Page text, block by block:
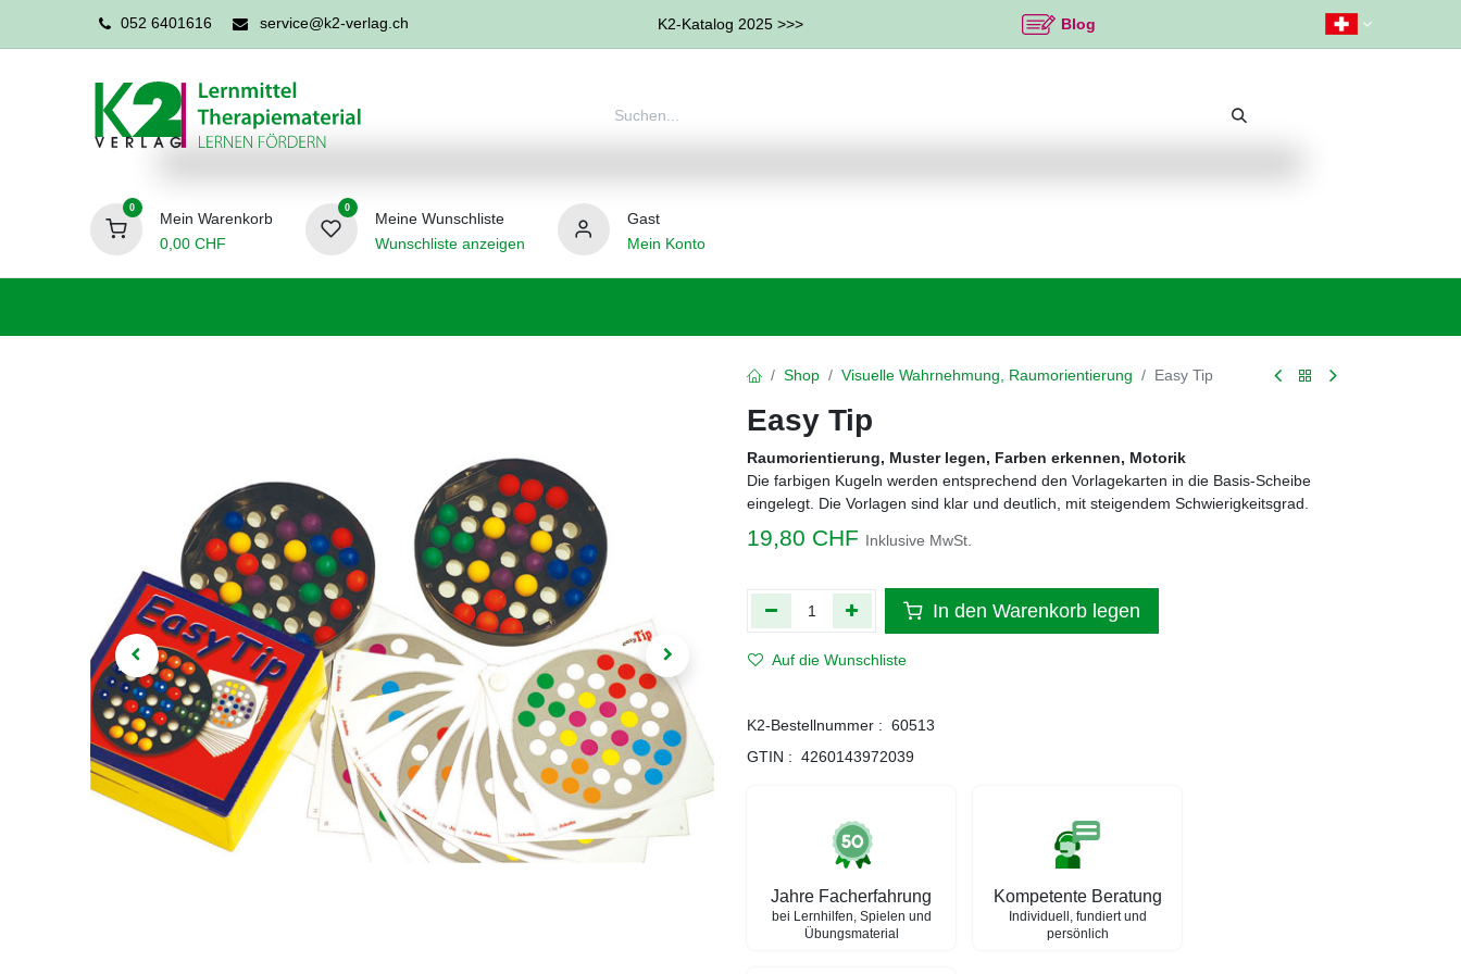
052 6401616 service@k2-verlag.ch K2-Katalog 2025 >>> Blog
0
Mein Warenkorb
0,00CHF
0
Meine Wunschliste
Wunschliste anzeigen
Gast
Mein Konto
Shop Visuelle Wahrnehmung, Raumorientierung Easy Tip
Easy Tip
Raumorientierung, Muster legen, Farben erkennen, Motorik
Die farbigen Kugeln werden entsprechend den Vorlagekarten in die Basis-Scheibe
eingelegt. Die Vorlagen sind klar und deutlich, mit steigendem Schwierigkeitsgrad.
19,80 CHF Inklusive MwSt.
In den Warenkorb legen
Auf die Wunschliste
K2-Bestellnummer : 60513
GTIN : 4260143972039
Jahre Facherfahrung
bei Lernhilfen, Spielen und
Übungsmaterial
Kompetente Beratung
Individuell, fundiert und
persönlich